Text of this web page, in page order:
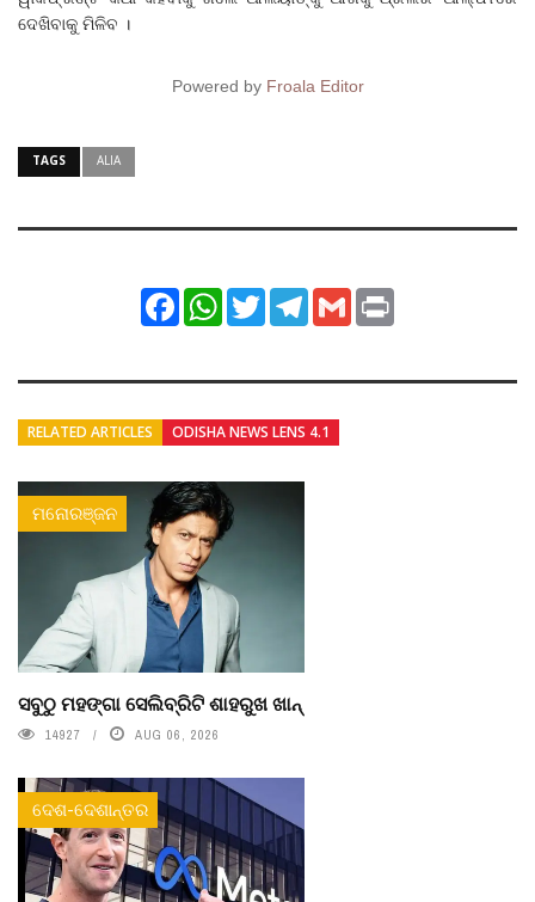
ଦେଖିବାକୁ ମିଳିବ ।
Powered by Froala Editor
TAGS ALIA
FacebookWhatsApp
TwitterTelegram
Gmail
RELATED ARTICLES ODISHA NEWS LENS 4.1
ମନୋରଞ୍ଜନ
ସବୁଠୁ ମହଙ୍ଗା ସେଲିବ୍ରିଟି ଶାହରୁଖ ଖାନ୍
14927 AUG 06, 2026
ଦେଶ-ଦେଶାନ୍ତର